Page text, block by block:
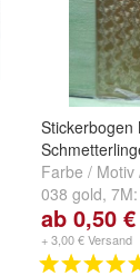
Stickerbogen
Farbe / Motiv
038 gold,
cremegelblich-
0256 antik
...
ab 0,50 €
+ 3,00 € Versand